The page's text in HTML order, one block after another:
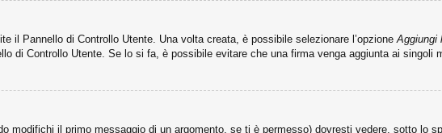
il Pannello di Controllo Utente. Una volta creata, è possibile selezionare l’opzioneAggiungi
di Controllo Utente. Se lo si fa, è possibile evitare che una firma venga aggiunta ai singoli
modifichi il primo messaggio di un argomento, se ti è permesso) dovresti vedere, sotto lo